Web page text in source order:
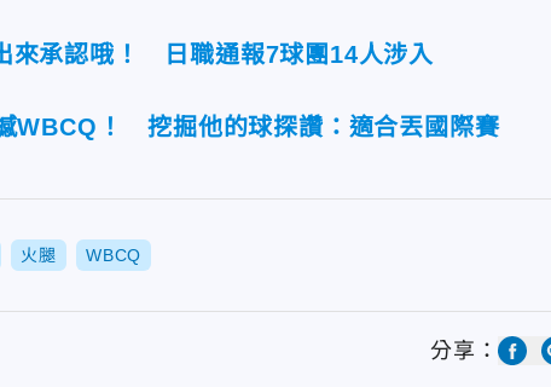
來承認哦！ 日職通報7球團14人涉入
WBCQ！ 挖掘他的球探讚：適合丟國際賽
火腿 WBCQ
分享：